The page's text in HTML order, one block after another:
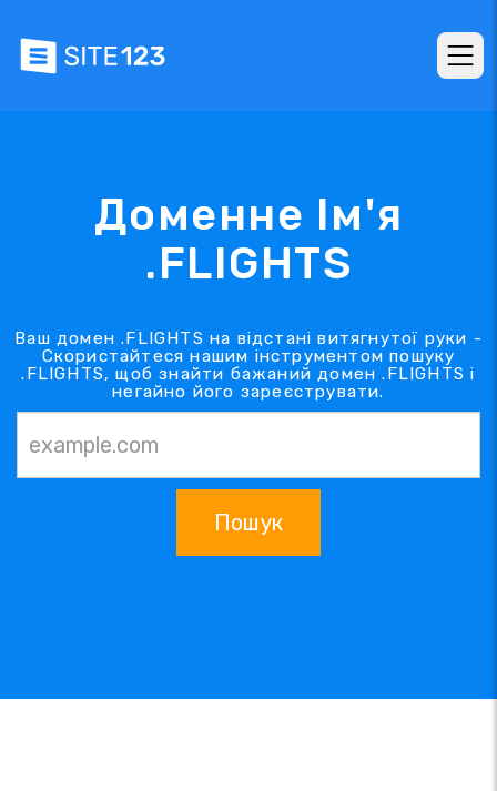
Доменне Ім'я
.FLIGHTS
Ваш домен .FLIGHTS на відстані витягнутої руки -
Скористайтеся нашим інструментом пошуку
.FLIGHTS, щоб знайти бажаний домен .FLIGHTS і
негайно його зареєструвати.
Пошук